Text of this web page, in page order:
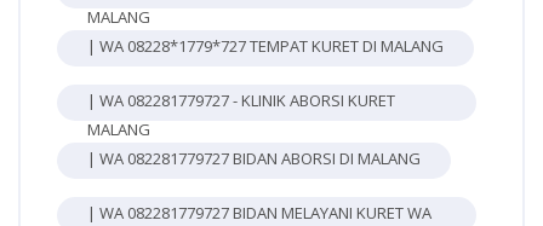
MALANG
| WA 08228*1779*727 TEMPAT KURET DI MALANG
| WA 082281779727 - KLINIK ABORSI KURET
MALANG
| WA 082281779727 BIDAN ABORSI DI MALANG
| WA 082281779727 BIDAN MELAYANI KURET WA